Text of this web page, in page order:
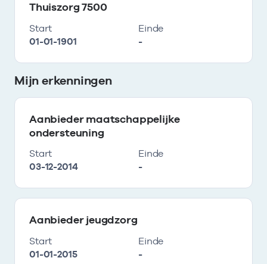
Thuiszorg 7500
Start
01-01-1901
Einde
-
Mijn erkenningen
Aanbieder maatschappelijke
ondersteuning
Start
03-12-2014
Einde
-
Aanbieder jeugdzorg
Start
01-01-2015
Einde
-